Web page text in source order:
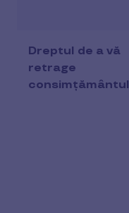
Dreptul de a vă
retrage
consimțământul